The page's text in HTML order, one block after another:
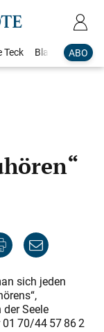
ABO
Teck Blaulicht
sich jeden
Seele
70/44 57 86 2